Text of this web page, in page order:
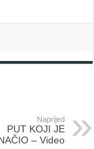
Naprijed
PUT KOJI JE
– Video